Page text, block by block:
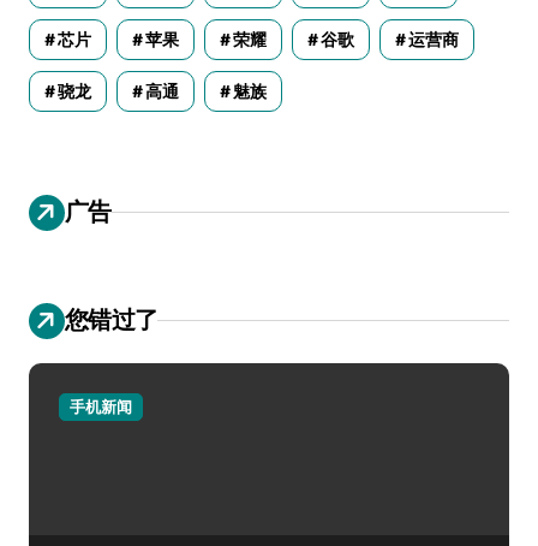
芯片 苹果 荣耀 谷歌 运营商
骁龙 高通 魅族
广告
您错过了
手机新闻